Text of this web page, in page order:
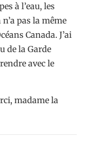
à l’eau, les
pas la même
Canada. J’ai
de la Garde
avec le
madame la